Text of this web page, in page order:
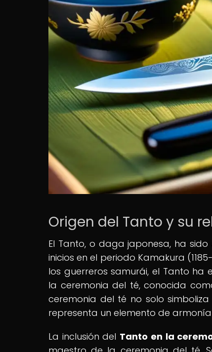
Origen del Tanto y su
El Tanto, o daga japonesa, ha
inicios en el periodo Kamakura
los guerreros samurái, el Tanto
la ceremonia del té, conocida
ceremonia del té no solo
representa un elemento de
La inclusión del Tanto en la